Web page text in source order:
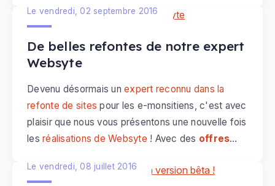
sur votre site e-monsite.
De belles refontes de notre expert
Websyte
Le vendredi, 02 septembre 2016
Devenu désormais un expert reconnu dans la
refonte de sites pour les e-monsitiens, c'est avec
plaisir que nous vous présentons une nouvelle fois
les réalisations de Websyte ! Avec des offres
régulièrement aux demandes de nos utilisateurs
Le vendredi, 08 juillet 2016